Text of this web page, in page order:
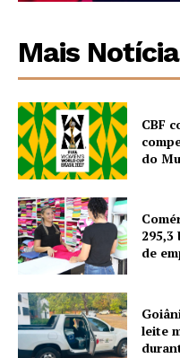
Mais
CBF
do
295,3
de
leite